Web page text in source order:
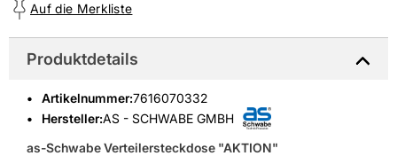
Auf die Merkliste
Produktdetails
Artikelnummer:7616070332
Hersteller:AS - SCHWABE GMBH
as-Schwabe Verteilersteckdose "AKTION"